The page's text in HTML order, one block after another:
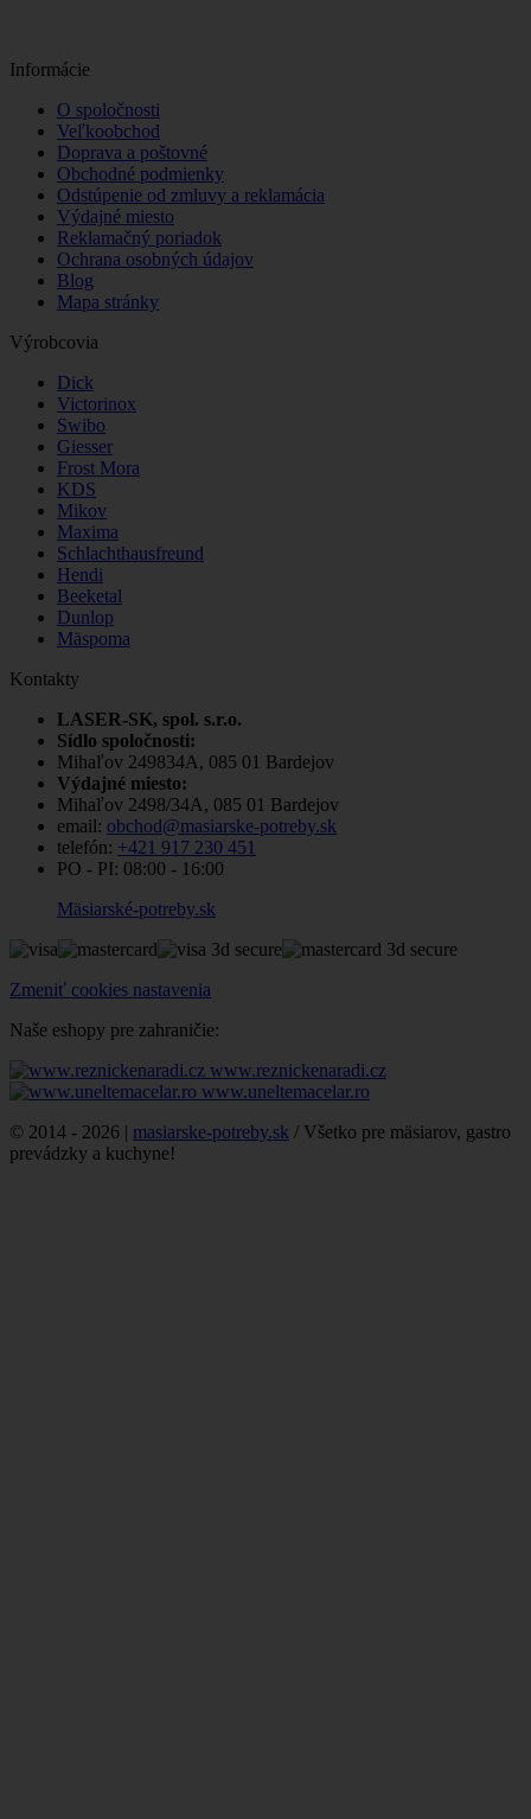
Informácie
O spoločnosti
Veľkoobchod
Doprava a poštovné
Obchodné podmienky
Odstúpenie od zmluvy a reklamácia
Výdajné miesto
Reklamačný poriadok
Ochrana osobných údajov
Blog
Mapa stránky
Výrobcovia
Dick
Victorinox
Swibo
Giesser
Frost Mora
KDS
Mikov
Maxima
Schlachthausfreund
Hendi
Beeketal
Dunlop
Mäspoma
Kontakty
LASER-SK, spol. s.r.o.
Sídlo spoločnosti:
Mihaľov 249834A, 085 01 Bardejov
Výdajné miesto:
Mihaľov 2498/34A, 085 01 Bardejov
email: obchod@masiarske-potreby.sk
telefón: +421 917 230 451
PO - PI: 08:00 - 16:00
Mäsiarské-potreby.sk
Zmeniť cookies nastavenia
Naše eshopy pre zahraničie:
www.reznickenaradi.cz
www.uneltemacelar.ro
© 2014 - 2026 | masiarske-potreby.sk / Všetko pre mäsiarov, gastro
prevádzky a kuchyne!